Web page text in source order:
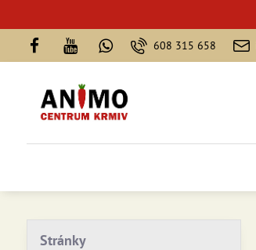
608 315 658
Stránky